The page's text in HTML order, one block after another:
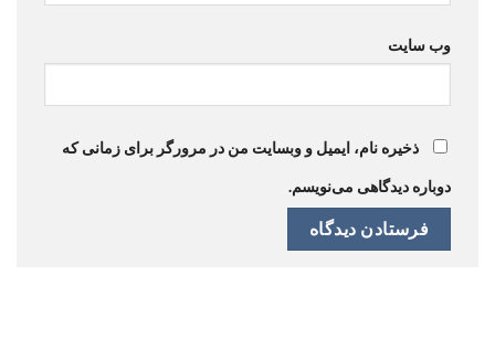
وب‌ سایت
ذخیره نام، ایمیل و وبسایت من در مرورگر برای زمانی که
دوباره دیدگاهی می‌نویسم.